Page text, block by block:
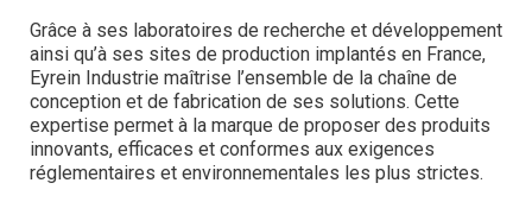
Grâce à ses laboratoires de recherche et développement
ainsi qu’à ses sites de production implantés en France,
Eyrein Industrie maîtrise l’ensemble de la chaîne de
conception et de fabrication de ses solutions. Cette
expertise permet à la marque de proposer des produits
innovants, efficaces et conformes aux exigences
réglementaires et environnementales les plus strictes.